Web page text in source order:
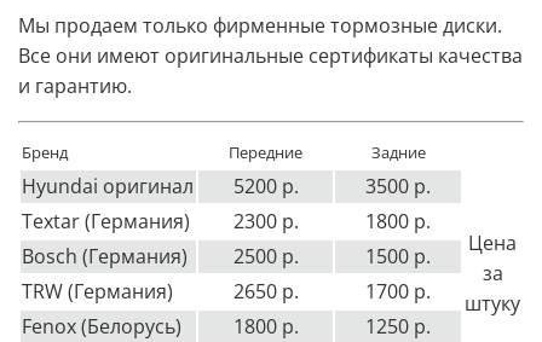
Мы продаем только фирменные тормозные диски.
Все они имеют оригинальные сертификаты качества
и гарантию.
Бренд Передние Задние
Цена
за
штуку
Hyundai оригинал 5200 р.
3500 р.
Textar (Германия)
2300 р.
1800 р.
Bosch (Германия)
2500 р.
1500 р.
TRW (Германия)
2650 р.
1700 р.
Fenox (Белорусь)
1800 р.
1250 р.